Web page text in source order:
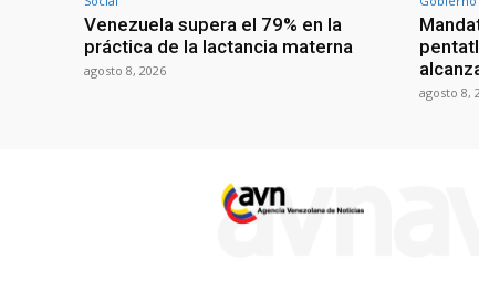
Venezuela supera el 79% en la
práctica de la lactancia materna
agosto 8, 2026
agosto 8,